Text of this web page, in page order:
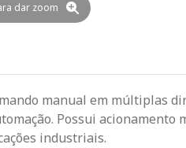
dar zoom
manual em múltiplas
Possui
industriais.